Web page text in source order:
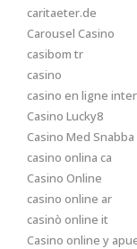
caritaeter.de
Carousel Casino
casibom tr
casino
casino en ligne
Casino Lucky8
Casino Med
casino onlina ca
Casino Online
casino online ar
casinò online it
Casino online y